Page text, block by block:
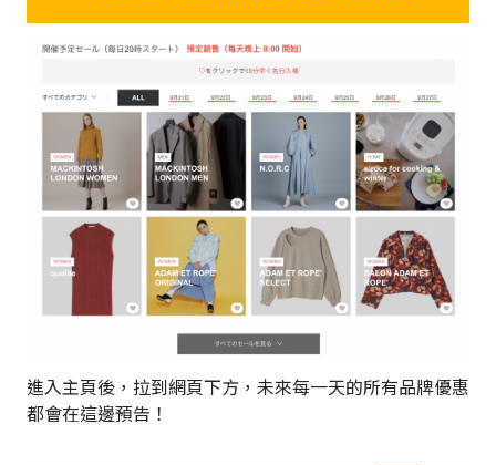
進入主頁後，拉到網頁下方，未來每一天的所有品牌優惠
都會在這邊預告！